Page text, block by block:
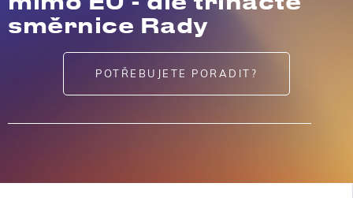
směrnice Rady
POTŘEBUJETE PORADIT?